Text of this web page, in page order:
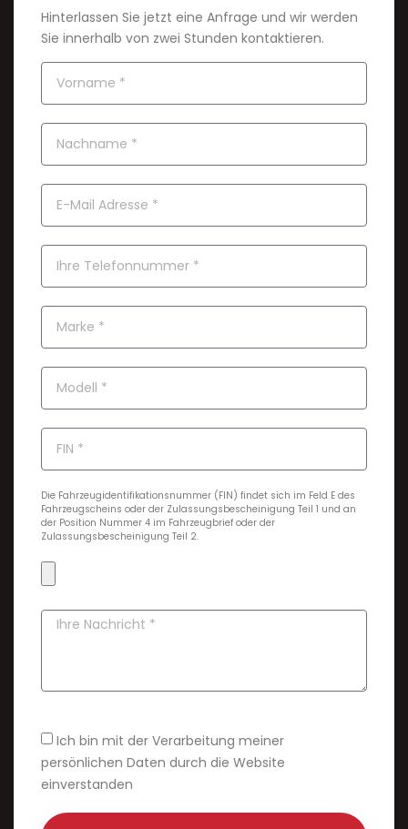
Hinterlassen Sie jetzt eine Anfrage und wir werden
Sie innerhalb von zwei Stunden kontaktieren.
Die Fahrzeugidentifikationsnummer (FIN) findet sich im Feld E des
Fahrzeugscheins oder der Zulassungsbescheinigung Teil 1 und an
der Position Nummer 4 im Fahrzeugbrief oder der
Zulassungsbescheinigung Teil 2.
Ich bin mit der Verarbeitung meiner
persönlichen Daten durch die Website
einverstanden